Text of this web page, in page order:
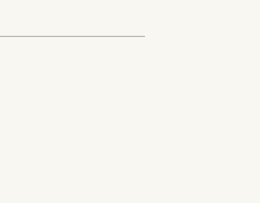
G/K/D/WHT/G/K/D/WHT/G/K/D/WHT/G/K/D/WHT/G/K/D/